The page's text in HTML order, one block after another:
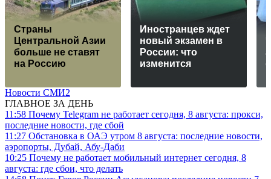
Страны
Центральной Азии
больше не ставят
на Россию
Иностранцев ждет
новый экзамен в
России: что
изменится
Новости СМИ2
ГЛАВНОЕ ЗА ДЕНЬ
11:58 Почему Telegram не работает сегодня, 8 августа: прокси,
последние новости, где сбой
11:27 Обстановка в ОАЭ утром 8 августа: последние новости,
аэропорты, Дубай, Абу-Даби
10:25 Почему не работает мобильный интернет сегодня, 8
августа: где сбои, что делать